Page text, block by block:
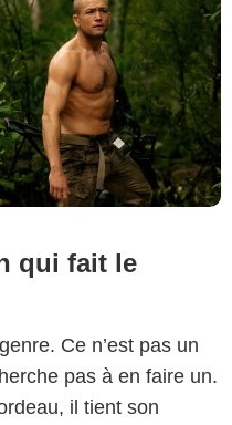
qui fait le
Ce n’est pas un
pas à en faire un.
il tient son